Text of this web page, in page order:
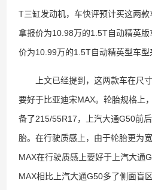
T三缸发动机，车快评预计买这两
拿报价为10.98万的1.5T自动精英
价为10.99万的1.5T自动精英型车型
上文已经提到，这两款车在尺寸
要好于比亚迪宋MAX。轮胎规格上
备了215/55R17，上汽大通G50前
胎。在行驶质感上，由于轮胎更为
MAX在行驶质感上要好于上汽大通
MAX相比上汽大通G50多了侧面盲